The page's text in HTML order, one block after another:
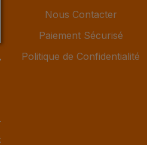
Nous Contacter
Paiement Sécurisé
Politique de Confidentialité